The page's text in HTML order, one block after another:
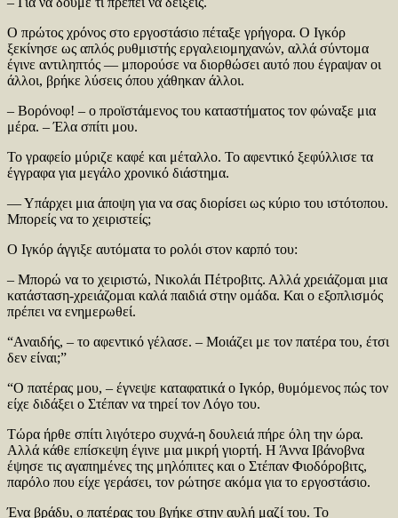
Ο πρώτος χρόνος στο εργοστάσιο πέταξε γρήγορα. Ο Ιγκόρ
ξεκίνησε ως απλός ρυθμιστής εργαλειομηχανών, αλλά σύντομα
έγινε αντιληπτός — μπορούσε να διορθώσει αυτό που έγραψαν οι
άλλοι, βρήκε λύσεις όπου χάθηκαν άλλοι.
– Βορόνοφ! – ο προϊστάμενος του καταστήματος τον φώναξε μια
μέρα. – Έλα σπίτι μου.
Το γραφείο μύριζε καφέ και μέταλλο. Το αφεντικό ξεφύλλισε τα
έγγραφα για μεγάλο χρονικό διάστημα.
— Υπάρχει μια άποψη για να σας διορίσει ως κύριο του ιστότοπου.
Μπορείς να το χειριστείς;
Ο Ιγκόρ άγγιξε αυτόματα το ρολόι στον καρπό του:
– Μπορώ να το χειριστώ, Νικολάι Πέτροβιτς. Αλλά χρειάζομαι μια
κατάσταση-χρειάζομαι καλά παιδιά στην ομάδα. Και ο εξοπλισμός
πρέπει να ενημερωθεί.
“Αναιδής, – το αφεντικό γέλασε. – Μοιάζει με τον πατέρα του, έτσι
δεν είναι;”
“Ο πατέρας μου, – έγνεψε καταφατικά ο Ιγκόρ, θυμόμενος πώς τον
είχε διδάξει ο Στέπαν να τηρεί τον Λόγο του.
Τώρα ήρθε σπίτι λιγότερο συχνά-η δουλειά πήρε όλη την ώρα.
Αλλά κάθε επίσκεψη έγινε μια μικρή γιορτή. Η Άννα Ιβάνοβνα
έψησε τις αγαπημένες της μηλόπιτες και ο Στέπαν Φιοδόροβιτς,
παρόλο που είχε γεράσει, τον ρώτησε ακόμα για το εργοστάσιο.
Ένα βράδυ, ο πατέρας του βγήκε στην αυλή μαζί του. Το